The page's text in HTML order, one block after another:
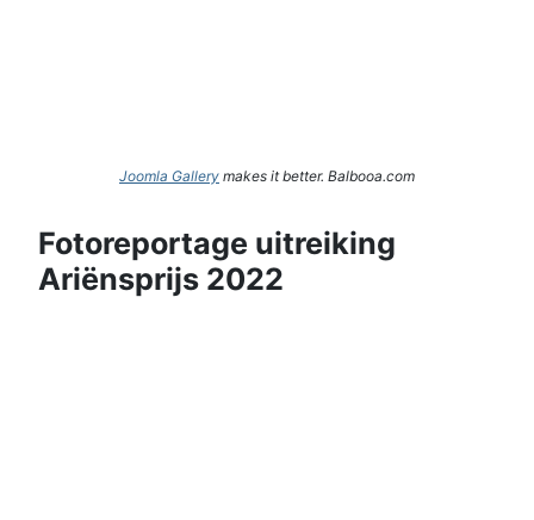
Joomla Gallery makes it better. Balbooa.com
Fotoreportage uitreiking
Ariënsprijs 2022